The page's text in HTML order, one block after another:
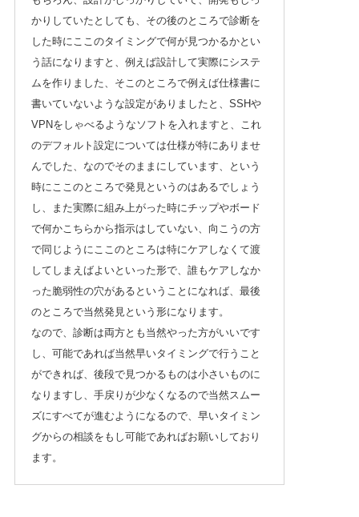
かりしていたとしても、その後のところで診断を
した時にここのタイミングで何が見つかるかとい
う話になりますと、例えば設計して実際にシステ
ムを作りました、そこのところで例えば仕様書に
書いていないような設定がありましたと、SSHや
VPNをしゃべるようなソフトを入れますと、これ
のデフォルト設定については仕様が特にありませ
んでした、なのでそのままにしています、という
時にここのところで発見というのはあるでしょう
し、また実際に組み上がった時にチップやボード
で何かこちらから指示はしていない、向こうの方
で同じようにここのところは特にケアしなくて渡
してしまえばよいといった形で、誰もケアしなか
った脆弱性の穴があるということになれば、最後
のところで当然発見という形になります。
なので、診断は両方とも当然やった方がいいです
し、可能であれば当然早いタイミングで行うこと
ができれば、後段で見つかるものは小さいものに
なりますし、手戻りが少なくなるので当然スムー
ズにすべてが進むようになるので、早いタイミン
グからの相談をもし可能であればお願いしており
ます。